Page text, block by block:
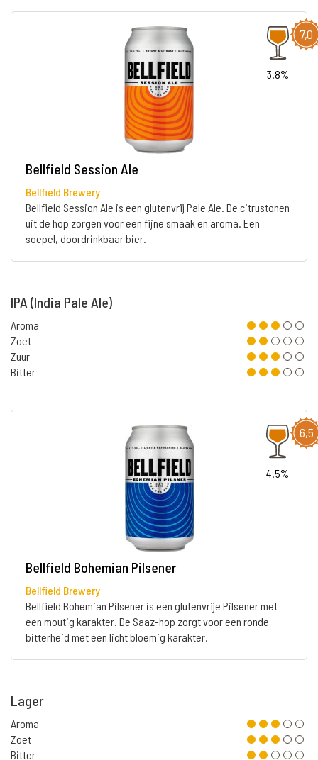
7,0
3.8%
Bellfield Session Ale
Bellfield Brewery
Bellfield Session Ale is een glutenvrij Pale Ale. De citrustonen
uit de hop zorgen voor een fijne smaak en aroma. Een
soepel, doordrinkbaar bier.
IPA (India Pale Ale)
Aroma
Zoet
Zuur
Bitter
6,5
4.5%
Bellfield Bohemian Pilsener
Bellfield Brewery
Bellfield Bohemian Pilsener is een glutenvrije Pilsener met
een moutig karakter. De Saaz-hop zorgt voor een ronde
bitterheid met een licht bloemig karakter.
Lager
Aroma
Zoet
Bitter